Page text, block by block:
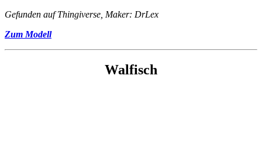
Gefunden auf Thingiverse, Maker: DrLex
Zum Modell
Walfisch